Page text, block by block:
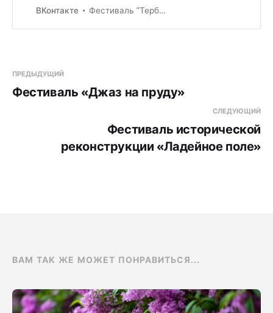
ВКонтакте Фестиваль ”Тербунский рубеж. Жаркое лето 1942г»
ПРЕДЫДУЩИЙ
Фестиваль «Джаз на пруду»
СЛЕДУЮЩИЙ
Фестиваль исторической
реконструкции «Ладейное поле»
ВАМ ТАК ЖЕ МОЖЕТ ПОНРАВИТЬСЯ...